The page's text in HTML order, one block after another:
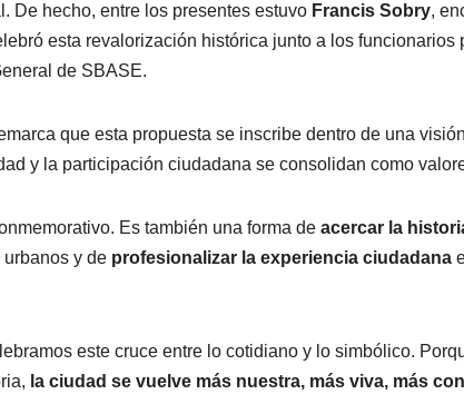
De hecho, entre los presentes estuvo Francis Sobry,
esta revalorización histórica junto a los funcionarios
de SBASE.
que esta propuesta se inscribe dentro de una
y la participación ciudadana se consolidan como
Es también una forma de acercar la
y de profesionalizar la experiencia ciudadana
este cruce entre lo cotidiano y lo simbólico.
la ciudad se vuelve más nuestra, más viva, más